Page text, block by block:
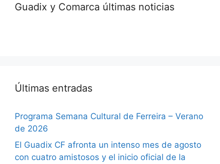
Guadix y Comarca últimas noticias
Últimas entradas
Programa Semana Cultural de Ferreira – Verano
de 2026
El Guadix CF afronta un intenso mes de agosto
con cuatro amistosos y el inicio oficial de la